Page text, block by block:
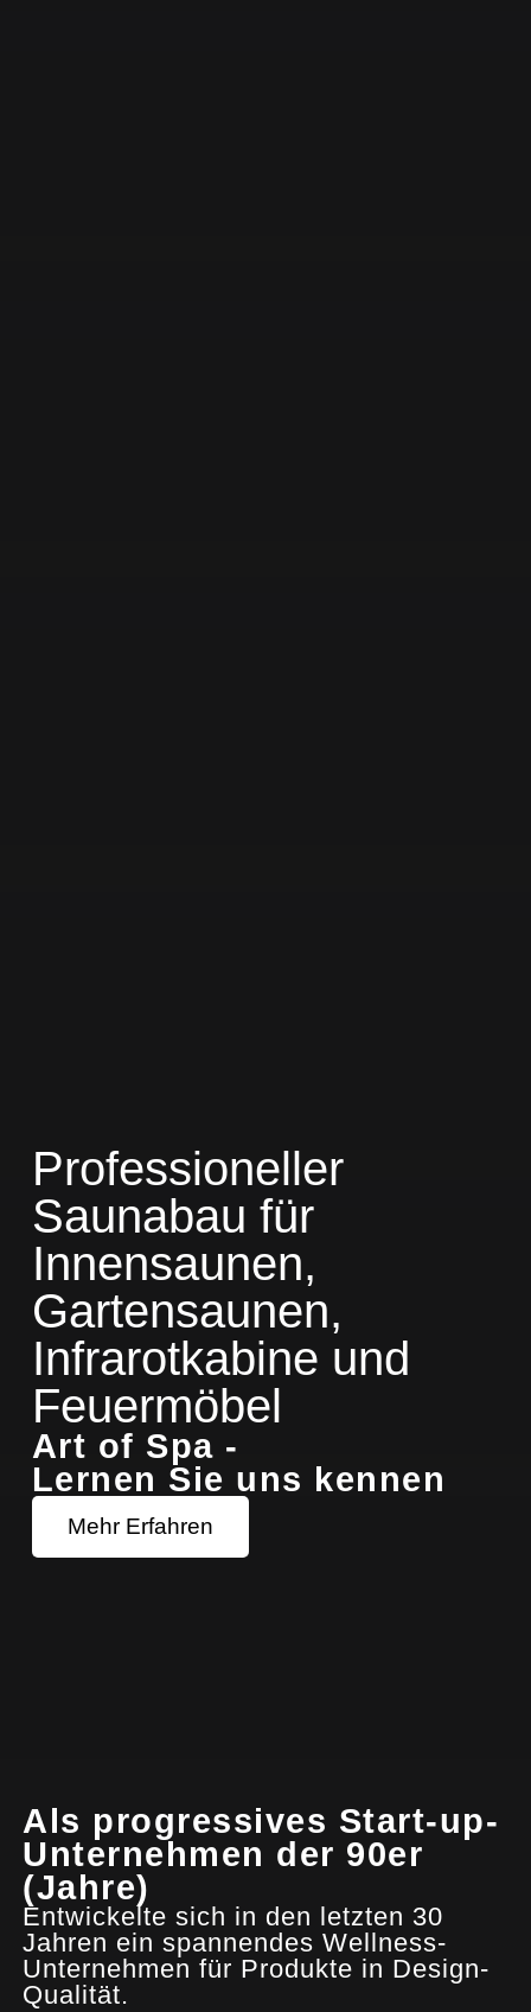
Professioneller
Saunabau für
Innensaunen,
Gartensaunen,
Infrarotkabine und
Feuermöbel
Art of Spa -
Lernen Sie uns kennen
Mehr Erfahren
Als progressives Start-up-
Unternehmen der 90er
(Jahre)
Entwickelte sich in den letzten 30
Jahren ein spannendes Wellness-
Unternehmen für Produkte in Design-
Qualität.